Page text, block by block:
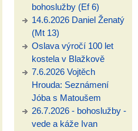
bohoslužby (Ef 6)
14.6.2026 Daniel Ženatý
(Mt 13)
Oslava výročí 100 let
kostela v Blažkově
7.6.2026 Vojtěch
Hrouda: Seznámení
Jóba s Matoušem
26.7.2026 - bohoslužby -
vede a káže Ivan